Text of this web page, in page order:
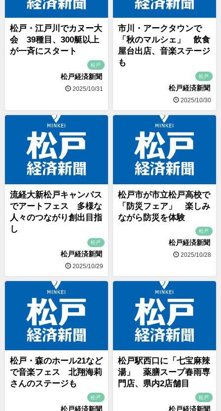
松戸・江戸川でカヌー大
会 39種目、300艇以上
が一斉にスタート
松戸
松戸経済新聞
2025/10/31
市川・アークタウンで
「秋のマルシェ」 飲食
屋台出店、音楽ステージ
も
松戸
松戸経済新聞
2025/10/30
流経大新松戸キャンパス
でアートフェス 多様な
人々のつながり創出目指
し
松戸
松戸経済新聞
2025/10/29
松戸市が市立松戸高校で
「防災フェア」 楽しみ
ながら防災を体験
松戸
松戸経済新聞
2025/10/28
松戸・森のホール21など
で音楽フェス 北翔海莉
さんのステージも
松戸
松戸経済新聞
松戸駅西口に「七宝麻辣
湯」 薬膳スープ春雨専
門店、県内2店舗目
松戸
松戸経済新聞